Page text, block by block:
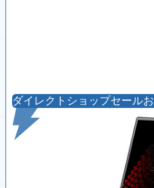
ダイレクトショップセール